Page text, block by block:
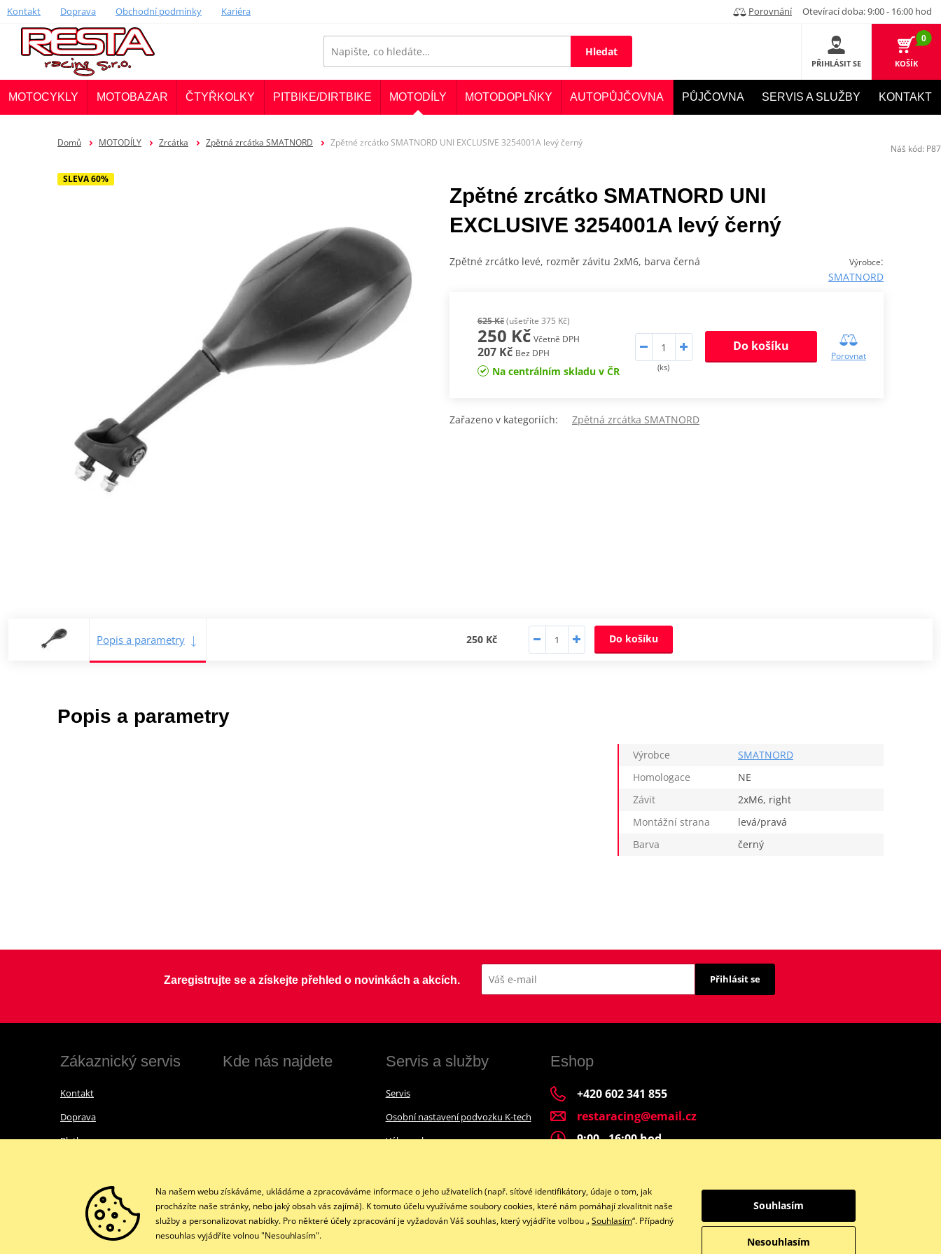
Kontakt Doprava Obchodní podmínky Kariéra Porovnání Otevírací doba: 9:00 - 16:00 hod
Hledat
PŘIHLÁSIT SE
0
KOŠÍK
MOTOCYKLY MOTOBAZAR ČTYŘKOLKY PITBIKE/DIRTBIKE MOTODÍLY MOTODOPLŇKY AUTOPŮJČOVNA PŮJČOVNA SERVIS A SLUŽBY KONTAKT
Domů MOTODÍLY Zrcátka Zpětná zrcátka SMATNORD Zpětné zrcátko SMATNORD UNI EXCLUSIVE 3254001A levý černý
SLEVA 60%
Zpětné zrcátko SMATNORD UNI
EXCLUSIVE 3254001A levý černý
Výrobce:
SMATNORD
Zpětné zrcátko levé, rozměr závitu 2xM6, barva černá
625 Kč(ušetříte 375 Kč)
250 Kč Včetně DPH
207 Kč Bez DPH
Na centrálním skladu v ČR (ks)
Do košíku
Porovnat
Zařazeno v kategoriích: Zpětná zrcátka SMATNORD
Popis a parametry 250 Kč Do košíku
Popis a parametry
Výrobce
SMATNORD
Homologace
NE
Závit
2xM6, right
Montážní strana
levá/pravá
Barva
černý
Náš kód: P87
Zaregistrujte se a získejte přehled o novinkách a akcích. Přihlásit se
Zákaznický servis
Kontakt
Doprava
Platba
Obchodní podmínky
Ochrana osobních údajů GDPR
Kde nás najdete Servis a služby
Servis
Osobní nastavení podvozku K-tech
Výkup a bazar
Eshop
+420 602 341 855
restaracing@email.cz
9:00 - 16:00 hod.
Facebook Instagram
Na našem webu získáváme, ukládáme a zpracováváme informace o jeho uživatelích (např. síťové identifikátory, údaje o tom, jak
procházíte naše stránky, nebo jaký obsah vás zajímá). K tomuto účelu využíváme soubory cookies, které nám pomáhají zkvalitnit naše
služby a personalizovat nabídky. Pro některé účely zpracování je vyžadován Váš souhlas, který vyjádříte volbou „Souhlasím“. Případný
nesouhlas vyjádříte volnou "Nesouhlasím".
Nesouhlasím
Souhlasím